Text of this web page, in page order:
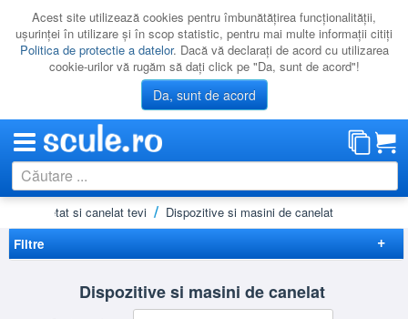
Acest site utilizează cookies pentru îmbunătăţirea funcţionalităţii,
uşurinţei în utilizare şi în scop statistic, pentru mai multe informaţii citiţi
Politica de protectie a datelor. Dacă vă declaraţi de acord cu utilizarea
cookie-urilor vă rugăm să daţi click pe "Da, sunt de acord"!
Da, sunt de acord
CATEGORII
PROMOTII
RESIGILATE
pentru filetat si canelat tevi
Dispozitive si masini de canelat
Filtre
Elimina filtreleDispozitive si masini de canelat